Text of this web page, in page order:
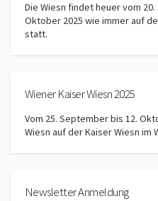
Die Wiesn findet heuer vom
Oktober 2025 wie immer auf
statt.
Wiener Kaiser Wiesn 2025
Vom 25. September bis 12.
Wiesn auf der Kaiser Wiesn im
Newsletter Anmeldung